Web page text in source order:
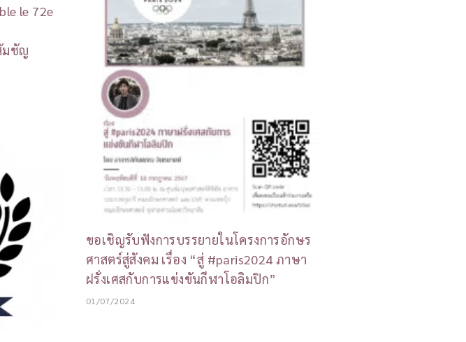
le 72e
มชัญ
ขอเชิญรับฟังการบรรยายในโครงการอักษร
ศาสตร์สู่สังคม เรื่อง “สู่ #paris2024 ภาษา
ฝรั่งเศสกับการแข่งขันกีฬาโอลิมปิก”
01/07/2024